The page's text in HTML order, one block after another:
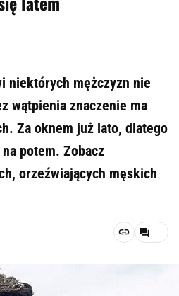
niektórych mężczyzn nie
wątpienia znaczenie ma
Za oknem już lato, dlatego
potem. Zobacz
orzeźwiających męskich